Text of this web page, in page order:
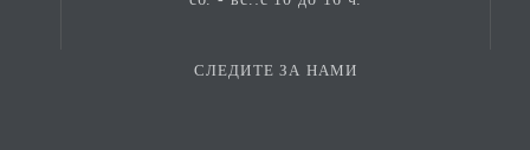
СЛЕДИТЕ ЗА НАМИ